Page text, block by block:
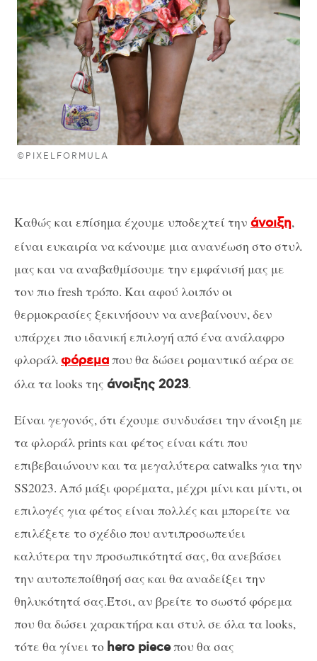
©PIXELFORMULA
Καθώς και επίσημα έχουμε υποδεχτεί την άνοιξη,
είναι ευκαιρία να κάνουμε μια ανανέωση στο στυλ
μας και να αναβαθμίσουμε την εμφάνισή μας με
τον πιο fresh τρόπο. Και αφού λοιπόν οι
θερμοκρασίες ξεκινήσουν να ανεβαίνουν, δεν
υπάρχει πιο ιδανική επιλογή από ένα ανάλαφρο
φλοράλφόρεμαπου θα δώσει ρομαντικό αέρα σε
όλα τα looks της άνοιξης 2023.
Είναι γεγονός, ότι έχουμε συνδυάσει την άνοιξη με
τα φλοράλ prints και φέτος είναι κάτι που
επιβεβαιώνουν και τα μεγαλύτερα catwalks για την
SS2023. Από μάξι φορέματα, μέχρι μίνι και μίντι, οι
επιλογές για φέτος είναι πολλές και μπορείτε να
επιλέξετε το σχέδιο που αντιπροσωπεύει
καλύτερα την προσωπικότητά σας, θα ανεβάσει
την αυτοπεποίθησή σας και θα αναδείξει την
θηλυκότητά σας.Έτσι, αν βρείτε το σωστό φόρεμα
που θα δώσει χαρακτήρα και στυλ σε όλα τα looks,
τότε θα γίνει το hero pieceπου θα σας